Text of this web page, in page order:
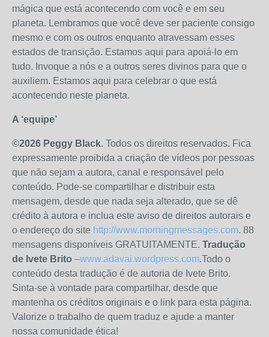
mágica que está acontecendo com você e em seu
planeta. Lembramos que você deve ser paciente consigo
mesmo e com os outros enquanto atravessam esses
estados de transição. Estamos aqui para apoiá-lo em
tudo. Invoque a nós e a outros seres divinos para que o
auxiliem. Estamos aqui para celebrar o que está
acontecendo neste planeta.
A ‘equipe’
©2026 Peggy Black. Todos os direitos reservados. Fica
expressamente proibida a criação de vídeos por pessoas
que não sejam a autora, canal e responsável pelo
conteúdo. Pode-se compartilhar e distribuir esta
mensagem, desde que nada seja alterado, que se dê
crédito à autora e inclua este aviso de direitos autorais e
o endereço do site http://www.morningmessages.com. 88
mensagens disponíveis GRATUITAMENTE. Tradução
de Ivete Brito –www.adavai.wordpress.com.Todo o
conteúdo desta tradução é de autoria de Ivete Brito.
Sinta-se à vontade para compartilhar, desde que
mantenha os créditos originais e o link para esta página.
Valorize o trabalho de quem traduz e ajude a manter
nossa comunidade ética!